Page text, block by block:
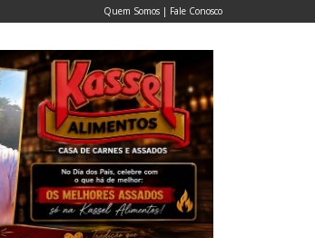
Quem Somos | Fale Conosco